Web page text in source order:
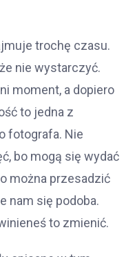
trochę czasu.
nie wystarczyć.
moment, a dopiero
to jedna z
fotografa. Nie
bo mogą się wydać
można przesadzić
nam się podoba.
to zmienić.